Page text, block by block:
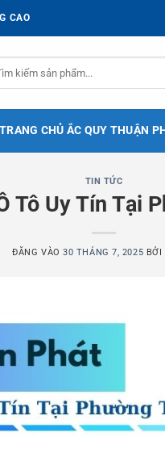
CAO
TRANG CHỦ ẮC QUY THUẬN
TIN TỨC
Tô Uy Tín Tại
ĐĂNG VÀO30 THÁNG 7, 2025 BỞI